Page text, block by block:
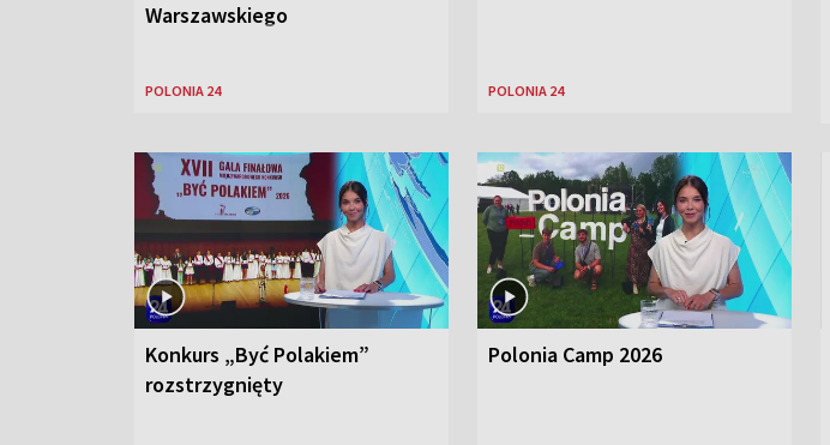
Warszawskiego
POLONIA 24 POLONIA 24
Konkurs „Być Polakiem”
rozstrzygnięty
Polonia Camp 2026